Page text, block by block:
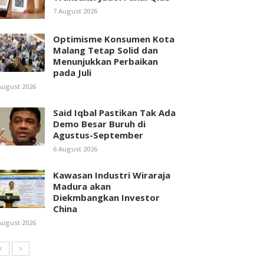
7 August 2026
Optimisme Konsumen Kota
Malang Tetap Solid dan
Menunjukkan Perbaikan
pada Juli
2026
Said Iqbal Pastikan Tak Ada
Demo Besar Buruh di
Agustus-September
6 August 2026
Kawasan Industri Wiraraja
Madura akan
Diekmbangkan Investor
China
2026